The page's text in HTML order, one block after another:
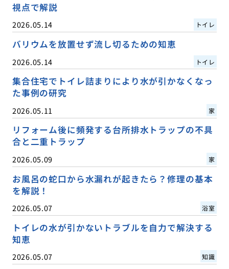
視点で解説
2026.05.14 トイレ
バリウムを放置せず流し切るための知恵
2026.05.14 トイレ
集合住宅でトイレ詰まりにより水が引かなくなっ
た事例の研究
2026.05.11 家
リフォーム後に頻発する台所排水トラップの不具
合と二重トラップ
2026.05.09 家
お風呂の蛇口から水漏れが起きたら？修理の基本
を解説！
2026.05.07 浴室
トイレの水が引かないトラブルを自力で解決する
知恵
2026.05.07 知識